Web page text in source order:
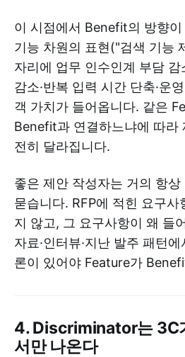
이 시점에서 Benefit의 방향
기능 차원의 표현("검색 기능
자리에 업무 인수인계 부담 감
감소·반복 입력 시간 단축·운
객 가치가 들어옵니다. 같은
Benefit과 연결하느냐에 따라
전히 달라집니다.
좋은 제안 작성자는 거의 항
묻습니다. RFP에 적힌 요구사
지 않고, 그 요구사항이 왜 들
자료·인터뷰·지난 발주 패턴
론이 있어야 Feature가
4. Discriminator는 3C
서만 나온다